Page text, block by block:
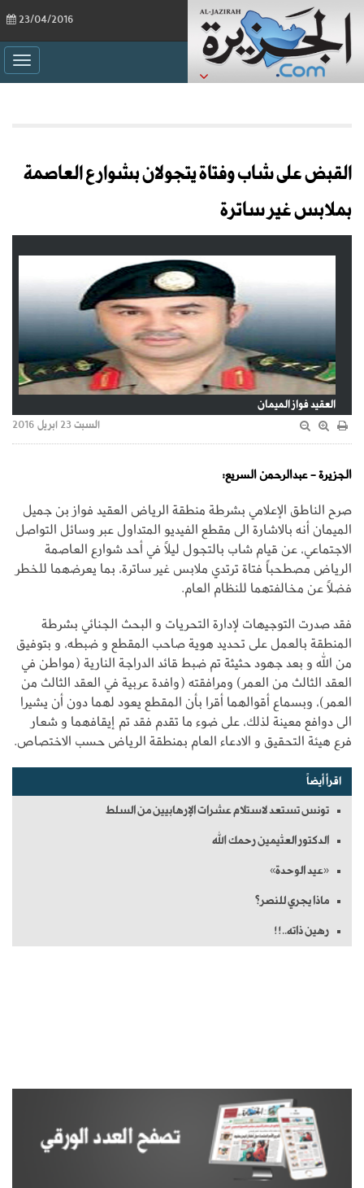
القبض على شاب وفتاة يتجولان بشوارع العاصمة
بملابس غير ساترة
العقيد فواز الميمان
السبت 23 ابريل 2016
الجزيرة - عبدالرحمن السريع:
صرح الناطق الإعلامي بشرطة منطقة الرياض العقيد فواز بن جميل
الميمان أنه بالاشارة الى مقطع الفيديو المتداول عبر وسائل التواصل
الاجتماعي، عن قيام شاب بالتجول ليلاً في أحد شوارع العاصمة
الرياض مصطحباً فتاة ترتدي ملابس غير ساترة، بما يعرضهما للخطر
فضلاً عن مخالفتهما للنظام العام.
فقد صدرت التوجيهات لإدارة التحريات و البحث الجنائي بشرطة
المنطقة بالعمل على تحديد هوية صاحب المقطع و ضبطه، و بتوفيق
من الله و بعد جهود حثيثة تم ضبط قائد الدراجة النارية (مواطن في
العقد الثالث من العمر) ومرافقته (وافدة عربية في العقد الثالث من
العمر)، وبسماع أقوالهما أقرا بأن المقطع يعود لهما دون أن يشيرا
الى دوافع معينة لذلك، على ضوء ما تقدم فقد تم إيقافهما و شعار
فرع هيئة التحقيق و الادعاء العام بمنطقة الرياض حسب الاختصاص.
اقرأ أيضاً
تونس تستعد لاستلام عشرات الإرهابيين من السلط
الدكتور العثيمين رحمك الله
«عيد الوحدة»
ماذا يجري للنصر؟
رهين ذاته..!!